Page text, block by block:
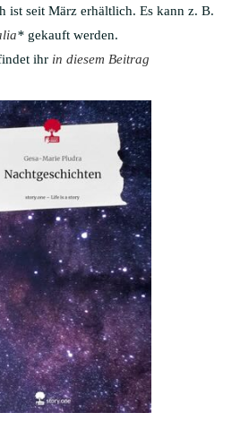
ist seit März erhältlich. Es kann z. B.
* gekauft werden.
ihr in diesem Beitrag